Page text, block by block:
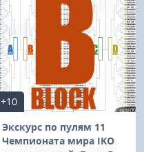
+10
Экскурс по пулям 11
Чемпионата мира IKO